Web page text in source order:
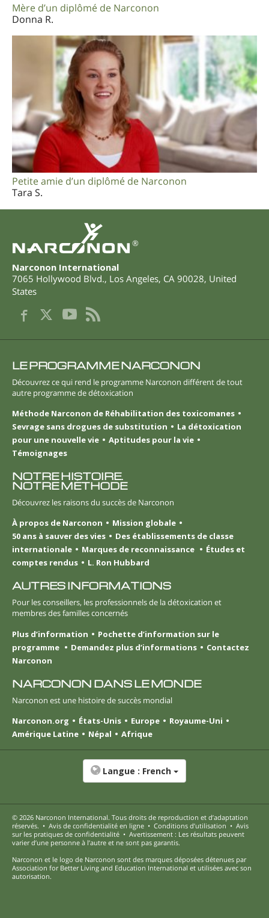
Mère d’un diplômé de Narconon
Donna R.
Petite amie d’un diplômé de Narconon
Tara S.
®
Narconon International
7065 Hollywood Blvd., Los Angeles, CA 90028, United
States
LE PROGRAMME NARCONON
Découvrez ce qui rend le programme Narconon différent de tout
autre programme de détoxication
Méthode Narconon de Réhabilitation des toxicomanes
Sevrage sans drogues de substitution
La détoxication
pour une nouvelle vie
Aptitudes pour la vie
Témoignages
NOTRE HISTOIRE.
NOTRE MÉTHODE
Découvrez les raisons du succès de Narconon
À propos de Narconon
Mission globale
50 ans à sauver des vies
Des établissements de classe
internationale
Marques de reconnaissance
Études et
comptes rendus
L. Ron Hubbard
AUTRES INFORMATIONS
Pour les conseillers, les professionnels de la détoxication et
membres des familles concernés
Plus d’information
Pochette d’information sur le
programme
Demandez plus d’informations
Contactez
Narconon
NARCONON DANS LE MONDE
Narconon est une histoire de succès mondial
Narconon.org
États-Unis Europe
Royaume-Uni
Amérique Latine
Népal Afrique
Langue : French
© 2026 Narconon International. Tous droits de reproduction et d’adaptation
réservés. • Avis de confidentialité en ligne • Conditions d’utilisation • Avis
sur les pratiques de confidentialité • Avertissement : Les résultats peuvent
varier d’une personne à l’autre et ne sont pas garantis.
Narconon et le logo de Narconon sont des marques déposées détenues par
Association for Better Living and Education International et utilisées avec son
autorisation.